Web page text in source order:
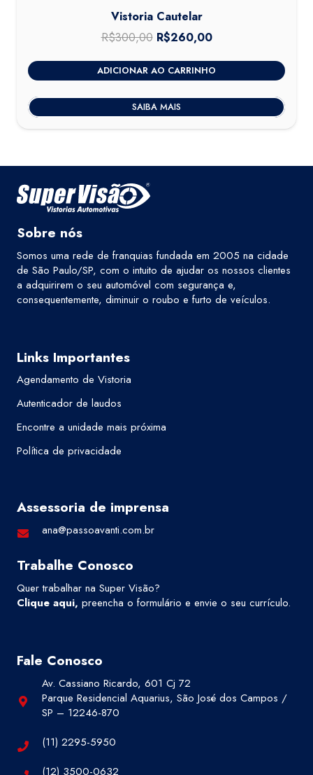
Vistoria Cautelar
R$300,00 O
preço
original
era:
R$300,00.
R$260,00O
preço
atual
é:
R$260,00.
ADICIONAR AO CARRINHO
SAIBA MAIS
Sobre nós
Somos uma rede de franquias fundada em 2005 na cidade
de São Paulo/SP, com o intuito de ajudar os nossos clientes
a adquirirem o seu automóvel com segurança e,
consequentemente, diminuir o roubo e furto de veículos.
Links Importantes
Agendamento de Vistoria
Autenticador de laudos
Encontre a unidade mais próxima
Política de privacidade
Assessoria de imprensa
ana@passoavanti.com.br
Trabalhe Conosco
Quer trabalhar na Super Visão?
Clique aqui, preencha o formulário e envie o seu currículo.
Fale Conosco
Av. Cassiano Ricardo, 601 Cj 72
Parque Residencial Aquarius, São José dos Campos /
SP – 12246-870
(11) 2295-5950
(12) 3500-0632